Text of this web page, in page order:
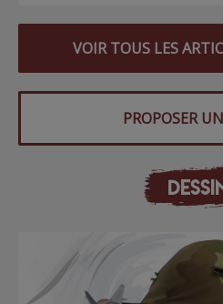
VOIR TOUS LES
PROPOSER